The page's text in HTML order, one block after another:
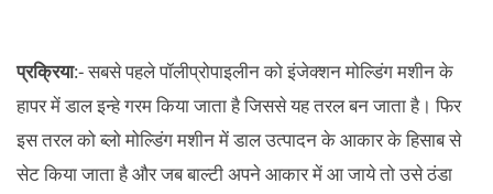
प्रक्रिया:- सबसे पहले पॉलीप्रोपाइलीन को इंजेक्शन मोल्डिंग मशीन के
हापर में डाल इन्हे गरम किया जाता है जिससे यह तरल बन जाता है। फिर
इस तरल को ब्लो मोल्डिंग मशीन में डाल उत्पादन के आकार के हिसाब से
सेट किया जाता है और जब बाल्टी अपने आकार में आ जाये तो उसे ठंडा